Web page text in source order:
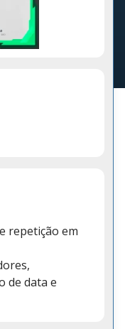
repetição em
de data e